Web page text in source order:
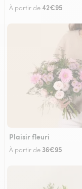
À partir de42€95
Plaisir fleuri
À partir de 36€95